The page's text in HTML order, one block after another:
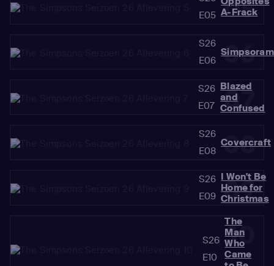
05
E05 A-Frack
06
S26
E06
07
S26
E07
Blazed
and
Confused
08
S26
E08
Covercraft
09
S26
E09
I Won't Be
Home for
Christmas
10
S26
E10
The
Man
Who
Came